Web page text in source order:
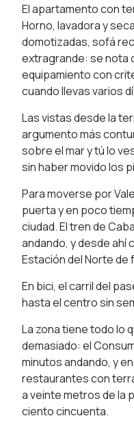
El apartamento con
Horno, lavadora y
domotizadas, sofá
extragrande: se nota
equipamiento con
cuando llevas varios
Las vistas desde la
argumento más
sobre el mar y tú lo
sin haber movido los
Para moverse por
puerta y en poco
ciudad. El tren de
andando, y desde ahí
Estación del Norte de
En bici, el carril del
hasta el centro sin
La zona tiene todo lo
demasiado: el
minutos andando, y
restaurantes con
a veinte metros de la
ciento cincuenta.